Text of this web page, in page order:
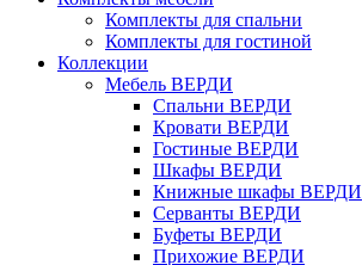
Комплекты для спальни
Комплекты для гостиной
Коллекции
Мебель ВЕРДИ
Спальни ВЕРДИ
Кровати ВЕРДИ
Гостиные ВЕРДИ
Шкафы ВЕРДИ
Книжные шкафы ВЕРДИ
Серванты ВЕРДИ
Буфеты ВЕРДИ
Прихожие ВЕРДИ